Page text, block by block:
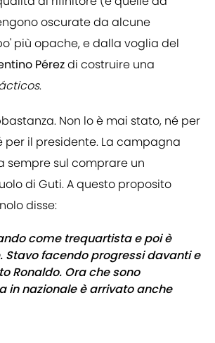
oscurate da alcune
più opache, e dalla voglia del
Pérezdi costruire una
.
Non lo è mai stato, né per
per il presidente. La campagna
sempre sul comprare un
di Guti. A questo proposito
disse:
come trequartista e poi è
Stavo facendo progressi davanti e
Ronaldo. Ora che sono
in nazionale è arrivato anche